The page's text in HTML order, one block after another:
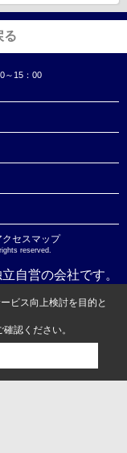
る
～15：00
クセスマップ
reserved.
自営の会社です。
ビス向上検討を目的と
確認ください。